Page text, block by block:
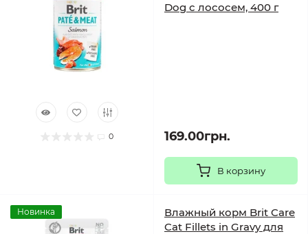
0
Dog с лососем, 400 г
169.00грн.
В корзину
Новинка
Влажный корм Brit Care
Cat Fillets in Gravy для